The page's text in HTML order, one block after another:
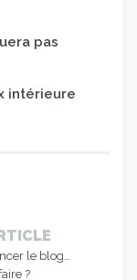
pas
intérieure
le blog…
?